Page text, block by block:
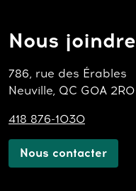
Nous joindre
786, rue des Érables
Neuville, QC G0A 2R0
418 876-1030
Nous contacter